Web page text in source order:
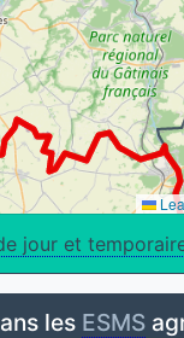
jour et
les ESMS